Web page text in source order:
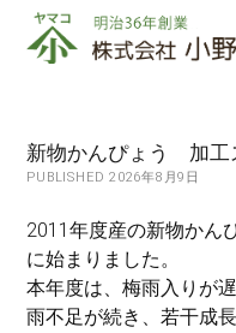
株
式
小
野
商
店
新物かんぴょう 加工
PUBLISHED 2026年8月9日
2011年度産の新物かん
に始まりました。
本年度は、梅雨入りが
雨不足が続き、若干成